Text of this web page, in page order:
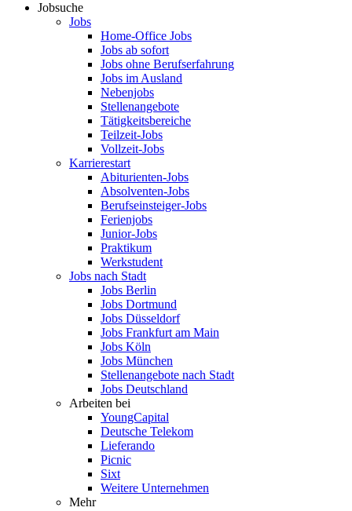
Jobsuche
Jobs
Home-Office Jobs
Jobs ab sofort
Jobs ohne Berufserfahrung
Jobs im Ausland
Nebenjobs
Stellenangebote
Tätigkeitsbereiche
Teilzeit-Jobs
Vollzeit-Jobs
Karrierestart
Abiturienten-Jobs
Absolventen-Jobs
Berufseinsteiger-Jobs
Ferienjobs
Junior-Jobs
Praktikum
Werkstudent
Jobs nach Stadt
Jobs Berlin
Jobs Dortmund
Jobs Düsseldorf
Jobs Frankfurt am Main
Jobs Köln
Jobs München
Stellenangebote nach Stadt
Jobs Deutschland
Arbeiten bei
YoungCapital
Deutsche Telekom
Lieferando
Picnic
Sixt
Weitere Unternehmen
Mehr